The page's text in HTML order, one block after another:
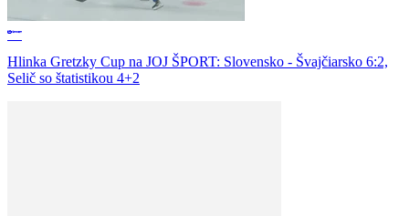
Hlinka Gretzky Cup na JOJ ŠPORT: Slovensko - Švajčiarsko 6:2,
Selič so štatistikou 4+2